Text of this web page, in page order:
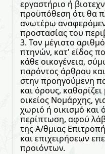
εργαστήριο ή
προϋπόθεση ότι θα
ανωτέρω
προστασίας του
3. Τον μέγιστο
πτηνών, κατ' είδος
κάθε οικογένεια,
παρόντος άρθρου
στην προηγούμενη
και όρους,
οικείος Νομάρχης,
χωριό ή οικισμό και
περίπτωση, αφού
της Α/θμιας
και επιχειρήσεων
προιόντων.